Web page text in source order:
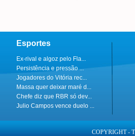
Esportes
Ex-rival e algoz pelo Fla...
Persistência e pressão ...
Jogadores do Vitória rec...
Massa quer deixar maré d...
Chefe diz que RBR só dev...
Julio Campos vence duelo ...
COPYRIGHT -